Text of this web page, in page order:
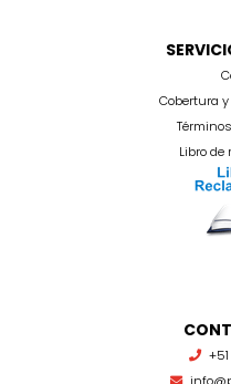
Cobertura
Libro de